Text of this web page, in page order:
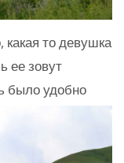
какая то девушка
ее зовут
было удобно